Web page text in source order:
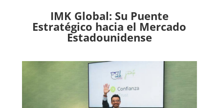
IMK Global: Su Puente
Estratégico hacia el Mercado
Estadounidense